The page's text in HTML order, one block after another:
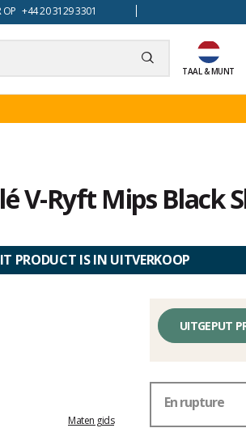
OP +44 20 3129 3301
TAAL & MUNT
V-Ryft Mips Black
PRODUCT IS IN UITVERKOOP
Maten gids
UITGEPUT
En rupture